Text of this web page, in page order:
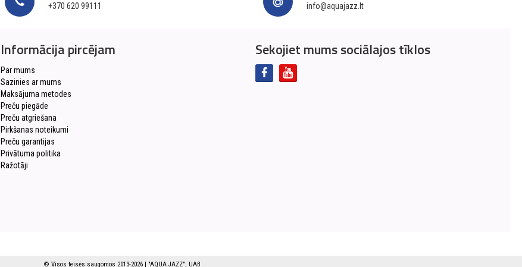
+370 620 99111 info@aquajazz.lt
Informācija pircējam
Par mums
Sazinies ar mums
Maksājuma metodes
Preču piegāde
Preču atgriešana
Pirkšanas noteikumi
Preču garantijas
Privātuma politika
Ražotāji
Sekojiet mums sociālajos tīklos
© Visos teisės saugomos 2013-2026 | "AQUA JAZZ", UAB